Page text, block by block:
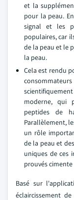
et la
pour la peau.
signal et les
populaires, car
de la peau et le
la peau.
Cela est rendu
moderne, qui
peptides de
Parallèlement,
un rôle
de la peau et
uniques de ces
prouvés
Basé sur
éclaircissement